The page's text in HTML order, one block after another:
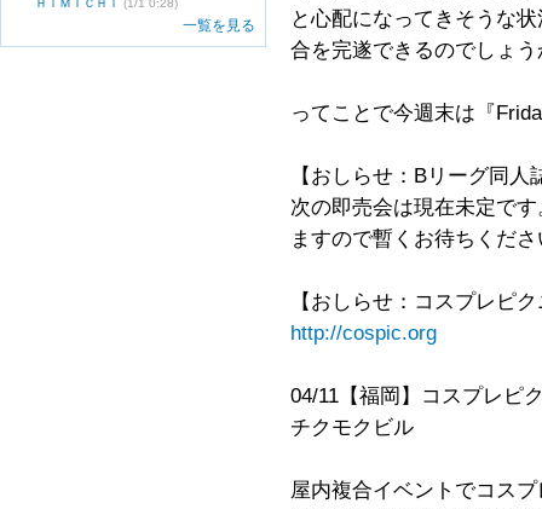
ＨＩＭＩＣＨＩ (1/1 0:28)
一覧を見る
と心配になってきそうな
合を完遂できるのでしょう
ってことで今週末は『
【おしらせ：Bリーグ同人
次の即売会は現在未定で
ますので暫くお待ちくだ
【おしらせ：コスプレピ
http://cospic.org
04/11【福岡】コスプレピ
チクモクビル
屋内複合イベントでコス